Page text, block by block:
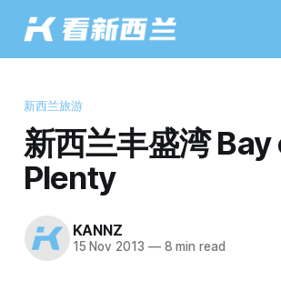
新西兰旅游
新西兰丰盛湾 Bay
Plenty
KANNZ
15 Nov 2013 —8 min read